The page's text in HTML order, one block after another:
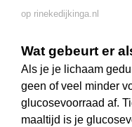
op rinekedijkinga.nl
Wat gebeurt er
Als je je lichaam
geen of veel minder
glucosevoorraad af.
maaltijd is je